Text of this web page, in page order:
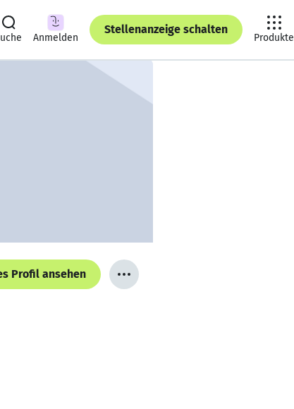
Anmelden
Stellenanzeige schalten
Produkte
Profil ansehen